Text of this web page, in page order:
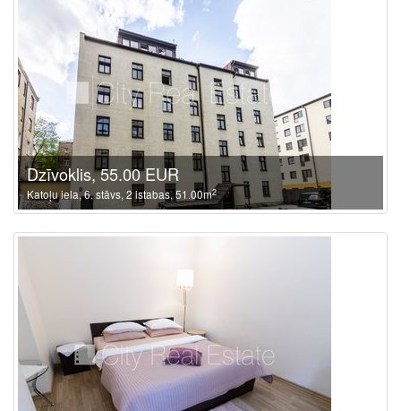
Dzīvoklis, 55.00 EUR
Katoļu iela, 6. stāvs, 2 istabas, 51.00m2